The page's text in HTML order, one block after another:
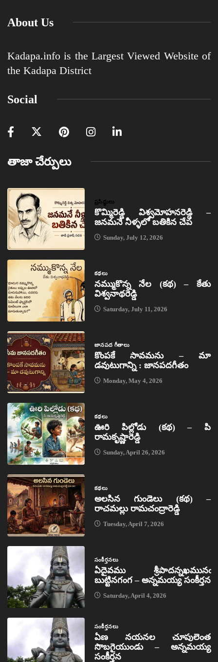
About Us
Kadapa.info is the Largest Viewed Website of
the Kadapa District
Social
తాజా చేర్పులు
ప్రసిద్ధులు
కొమ్మిరెడ్డి విశ్వమోహనరెడ్డి –
జనమనే నీళ్ళలో బతికిన చేప
Sunday, July 12, 2026
కథలు
నమ్ముకొన్న నేల (కథ) – కేతు
విశ్వనాథరెడ్డి
Saturday, July 11, 2026
జానపద గీతాలు
కొంపకే సావమను – మా
డవుటుగాన్ని : జానపదగీతం
Monday, May 4, 2026
కథలు
ఊరి పిల్లోడు (కథ) – పి
రామకృష్ణారెడ్డి
Sunday, April 26, 2026
కథలు
అలసిన గుండెలు (కథ) –
రాచమల్లు రామచంద్రారెడ్డి
Tuesday, April 7, 2026
సంకీర్తనలు
ఏదైవము శ్రీపాదన్నఖమునఁ
బుట్టినగంగ – అన్నమయ్య సంకీర్తన
Saturday, April 4, 2026
సంకీర్తనలు
ఏణ నయనల చూపులెంత
సొబగైయుండు – అన్నమయ్య
సంకీర్తన